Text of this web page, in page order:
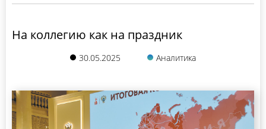
На коллегию как на праздник
30.05.2025 Аналитика